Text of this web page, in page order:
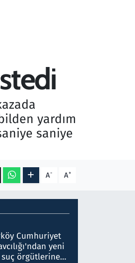
yardım
saniye
A- A+
Cumhuriyet
yeni
örgütlerine